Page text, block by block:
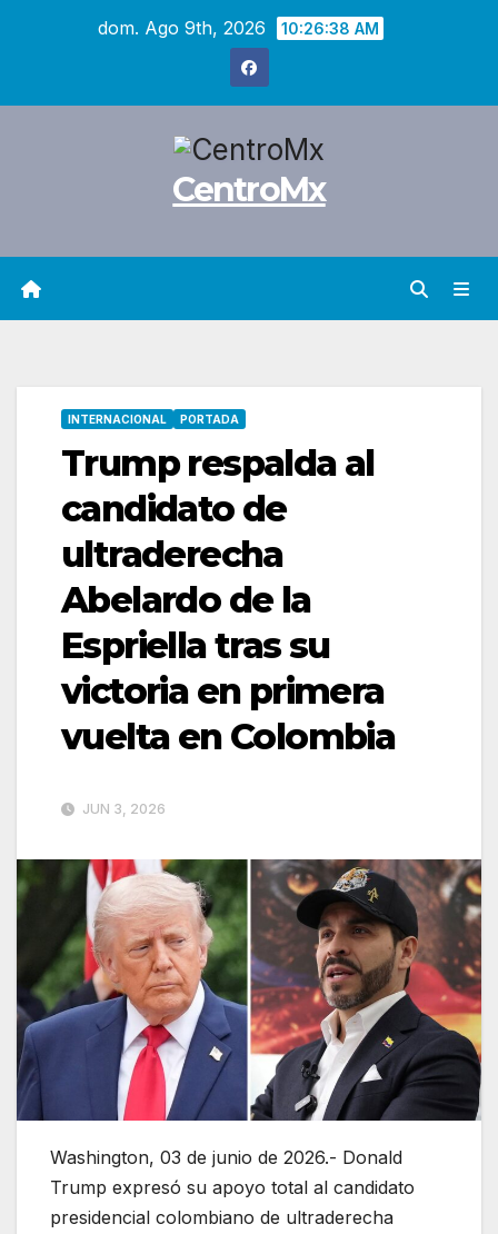
dom. Ago 9th, 2026 10:26:39 AM
CentroMx
INTERNACIONAL PORTADA
Trump respalda al
candidato de
ultraderecha
Abelardo de la
Espriella tras su
victoria en primera
vuelta en Colombia
JUN 3, 2026
Washington, 03 de junio de 2026.- Donald
Trump expresó su apoyo total al candidato
presidencial colombiano de ultraderecha